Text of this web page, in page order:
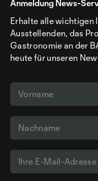
Anmeldung News-
Erhalte alle wichtigen
Ausstellenden, das
Gastronomie an der
heute für unseren